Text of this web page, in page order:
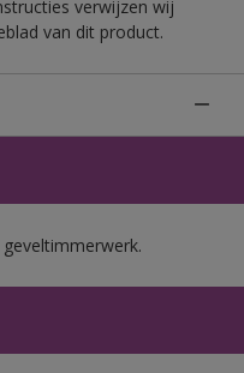
verwijzen wij
van dit product.